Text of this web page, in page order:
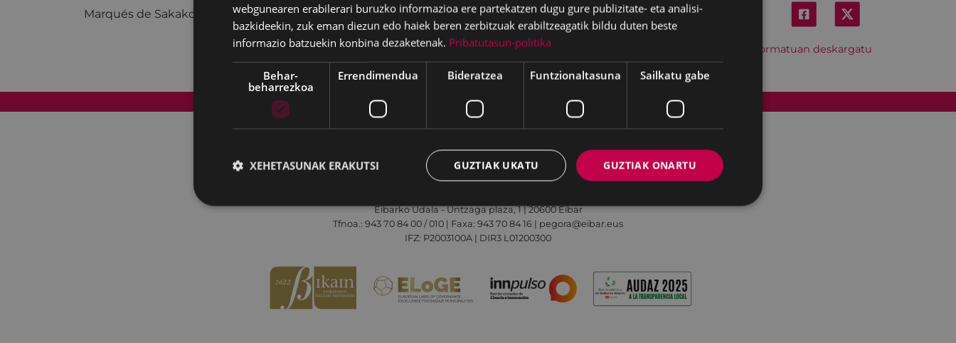
Hitzordu hau iCal formatuan deskargatu
Marqués de Sakako bigantxekin.
Web mapa Irisgarritasuna Kontaktua Lege-oharra Cookien politika
Udalaren sare sozial guztiak
Eibarko Udala - Untzaga plaza, 1 | 20600 Eibar
Tfnoa.: 943 70 84 00 / 010 | Faxa: 943 70 84 16 | pegora@eibar.eus
IFZ: P2003100A | DIR3 L01200300
SPANISH
webgunearen erabilerari buruzko informazioa ere partekatzen dugu gure publizitate- eta analisi-
bazkideekin, zuk eman diezun edo haiek beren zerbitzuak erabiltzeagatik bildu duten beste
informazio batzuekin konbina dezaketenak. Pribatutasun-politika
Behar-
beharrezkoa
Errendimendua Bideratzea Funtzionaltasuna Sailkatu gabe
GUZTIAK ONARTU
GUZTIAK UKATU
XEHETASUNAK ERAKUTSI